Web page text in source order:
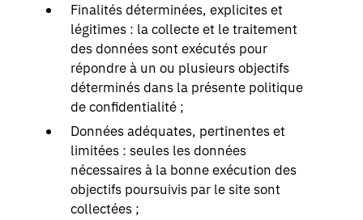
Finalités déterminées, explicites et
légitimes : la collecte et le traitement
des données sont exécutés pour
répondre à un ou plusieurs objectifs
déterminés dans la présente politique
de confidentialité ;
Données adéquates, pertinentes et
limitées : seules les données
nécessaires à la bonne exécution des
objectifs poursuivis par le site sont
collectées ;